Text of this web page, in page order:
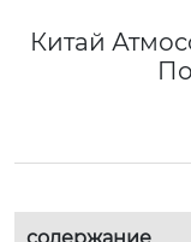
Китай
содержание